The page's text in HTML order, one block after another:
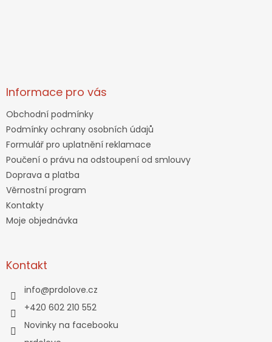
Informace pro vás
Obchodní podmínky
Podmínky ochrany osobních údajů
Formulář pro uplatnění reklamace
Poučení o právu na odstoupení od smlouvy
Doprava a platba
Věrnostní program
Kontakty
Moje objednávka
Kontakt
info@prdolove.cz
+420 602 210 552
Novinky na facebooku